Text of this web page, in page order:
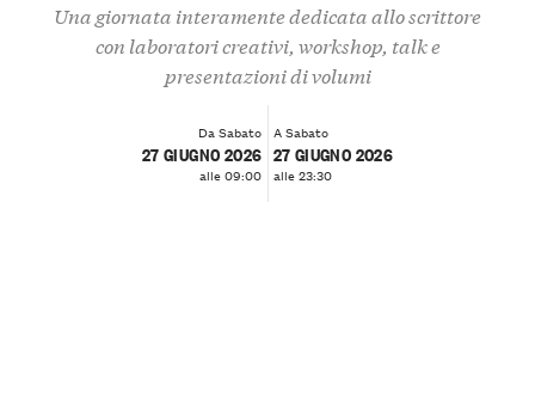
Una giornata interamente dedicata allo scrittore
con laboratori creativi, workshop, talk e
presentazioni di volumi
Da Sabato
27 GIUGNO 2026
alle 09:00
A Sabato
27 GIUGNO 2026
alle 23:30